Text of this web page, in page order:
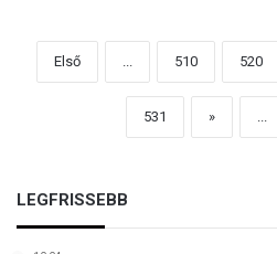
Első 510 520
531 »
LEGFRISSEBB